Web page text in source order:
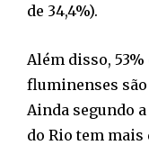
de 34,4%).
Além disso,
fluminenses
Ainda segundo
do Rio tem mais